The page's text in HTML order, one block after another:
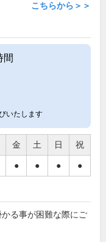
こちらから＞＞
間
いたします
金 土 日 祝
● ● ● ●
る事が困難な際にご